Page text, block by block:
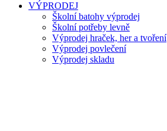
VÝPRODEJ
Školní batohy výprodej
Školní potřeby levně
Výprodej hraček, her a tvoření
Výprodej povlečení
Výprodej skladu